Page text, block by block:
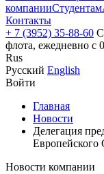
компанииСтудентам
Контакты
+ 7 (3952) 35-88-60
флота, ежедневно с
Rus
Русский English
Войти
Главная
Новости
Делегация
Европейского
Новости компании